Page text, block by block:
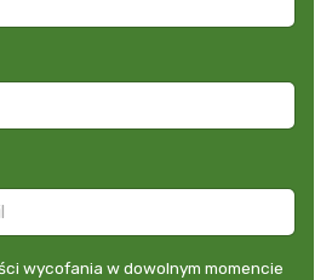
wycofania w dowolnym momencie